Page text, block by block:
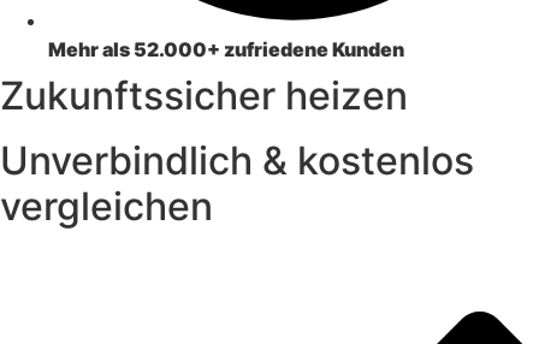
Mehr als 52.000+ zufriedene Kunden
Zukunftssicher heizen
Unverbindlich & kostenlos
vergleichen